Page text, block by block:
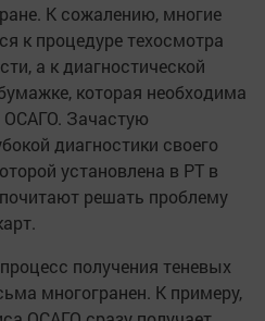
К сожалению, многие
к процедуре техосмотра
а к диагностической
которая необходима
ОСАГО. Зачастую
диагностики своего
установлена в РТ в
решать проблему
получения теневых
многогранен. К примеру,